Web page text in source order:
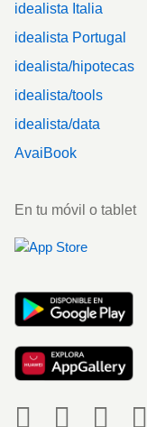
idealista Italia
idealista Portugal
idealista/hipotecas
idealista/tools
idealista/data
AvaiBook
En tu móvil o tablet